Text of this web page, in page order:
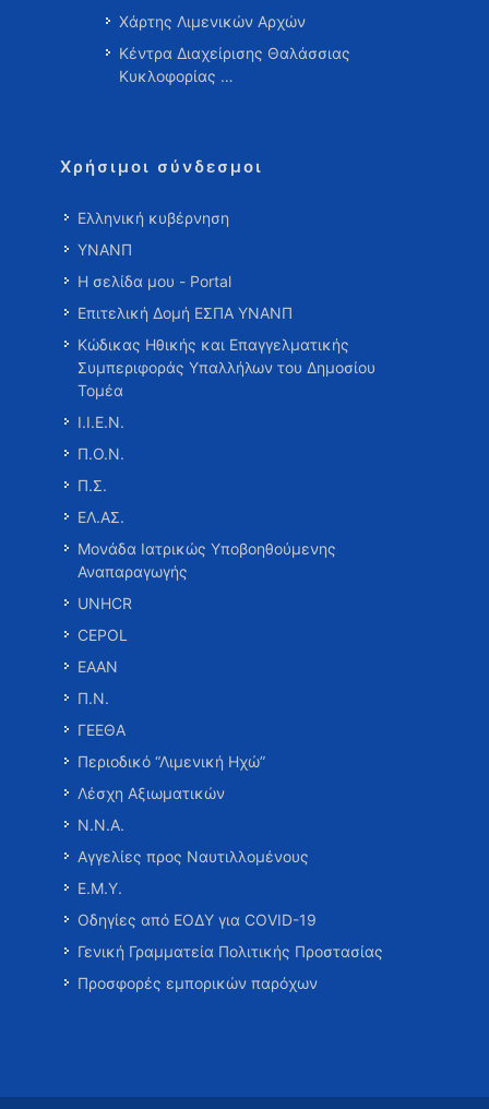
Χάρτης Λιμενικών Αρχών
Κέντρα Διαχείρισης Θαλάσσιας
Κυκλοφορίας …
Χρήσιμοι σύνδεσμοι
Ελληνική κυβέρνηση
ΥΝΑΝΠ
Η σελίδα μου - Portal
Επιτελική Δομή ΕΣΠΑ ΥΝΑΝΠ
Κώδικας Ηθικής και Επαγγελματικής
Συμπεριφοράς Υπαλλήλων του Δημοσίου
Τομέα
Ι.Ι.Ε.Ν.
Π.Ο.Ν.
Π.Σ.
ΕΛ.ΑΣ.
Μονάδα Ιατρικώς Υποβοηθούμενης
Αναπαραγωγής
UNHCR
CEPOL
ΕΑΑΝ
Π.Ν.
ΓΕΕΘΑ
Περιοδικό “Λιμενική Ηχώ”
Λέσχη Αξιωματικών
Ν.Ν.Α.
Αγγελίες προς Ναυτιλλομένους
Ε.Μ.Υ.
Οδηγίες από ΕΟΔΥ για COVID-19
Γενική Γραμματεία Πολιτικής Προστασίας
Προσφορές εμπορικών παρόχων